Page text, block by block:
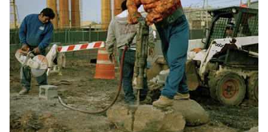
PODCAST
NEWSLETTER
I MIEI PREFERITI